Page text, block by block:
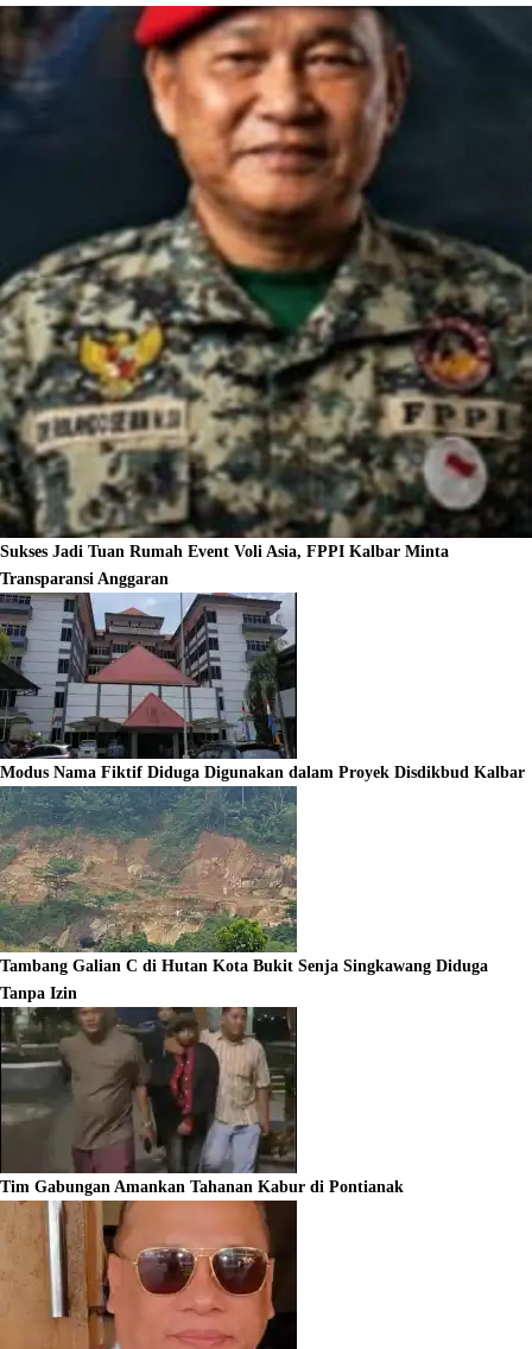
Sukses Jadi Tuan Rumah Event Voli Asia, FPPI Kalbar Minta
Transparansi Anggaran
Modus Nama Fiktif Diduga Digunakan dalam Proyek Disdikbud Kalbar
Tambang Galian C di Hutan Kota Bukit Senja Singkawang Diduga
Tanpa Izin
Tim Gabungan Amankan Tahanan Kabur di Pontianak